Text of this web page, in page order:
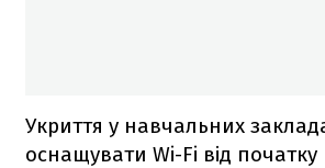
Укриття у навчальних
оснащувати Wi-Fi від початку